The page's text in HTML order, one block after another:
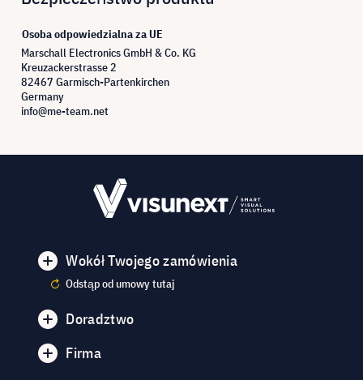
Osoba odpowiedzialna za UE
Marschall Electronics GmbH & Co. KG
Kreuzackerstrasse 2
82467 Garmisch-Partenkirchen
Germany
info@me-team.net
Wokół Twojego zamówienia
Odstąp od umowy tutaj
Doradztwo
Firma